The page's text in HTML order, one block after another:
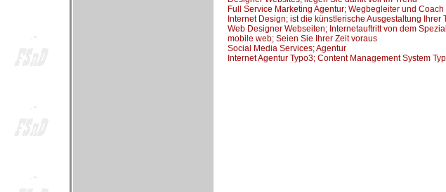
Full Service Marketing Agentur; Wegbegleiter und Coach
Internet Design; ist die künstlerische Ausgestaltung Ihrer
Web Designer Webseiten; Internetauftritt von dem
mobile web; Seien Sie Ihrer Zeit voraus
Social Media Services; Agentur
Internet Agentur Typo3; Content Management System